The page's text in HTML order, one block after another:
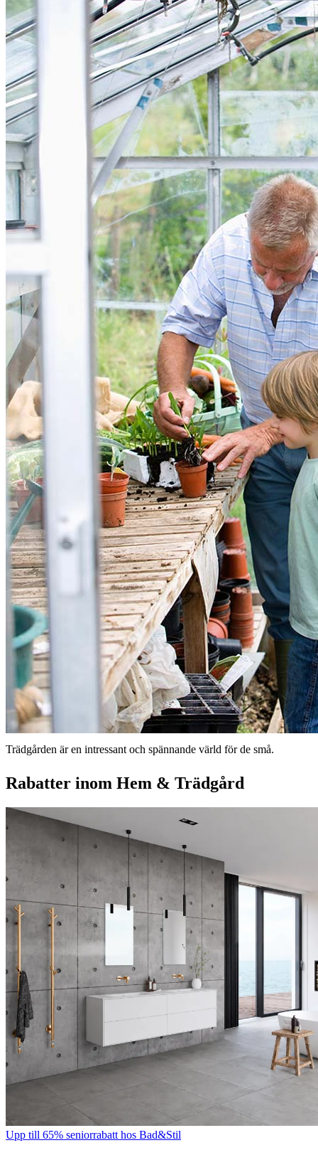
Trädgården är en intressant och spännande värld för de små.
Rabatter inom Hem & Trädgård
Upp till 65% seniorrabatt hos Bad&Stil